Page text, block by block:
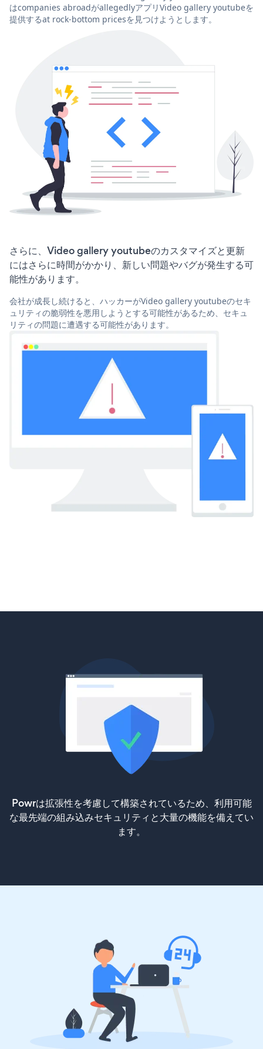
はcompanies abroadがallegedlyアプリVideo gallery youtubeを
提供するat rock-bottom pricesを見つけようとします。
さらに、Video gallery youtubeのカスタマイズと更新
にはさらに時間がかかり、新しい問題やバグが発生する可
能性があります。
会社が成長し続けると、ハッカーがVideo gallery youtubeのセキ
ュリティの脆弱性を悪用しようとする可能性があるため、セキュ
リティの問題に遭遇する可能性があります。
Powrは拡張性を考慮して構築されているため、利用可能
な最先端の組み込みセキュリティと大量の機能を備えてい
ます。